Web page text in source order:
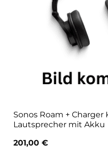
Sonos Roam + Charger
Lautsprecher mit Akku
201,00 €